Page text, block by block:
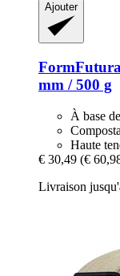
Ajouter
FormFutura
mm / 500 g
À base
Haute
€ 30,49 (€
Livraison